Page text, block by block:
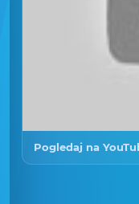
Pogledaj na